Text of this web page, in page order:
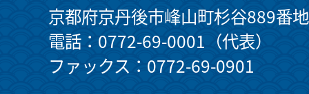
京都府京丹後市峰山町杉谷889番地
電話：0772-69-0001（代表）
ファックス：0772-69-0901